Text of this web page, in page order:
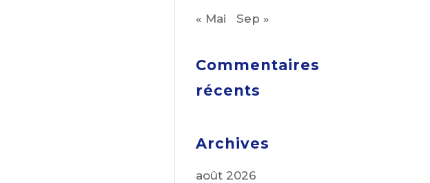
« Mai Sep »
Commentaires
récents
Archives
août 2026